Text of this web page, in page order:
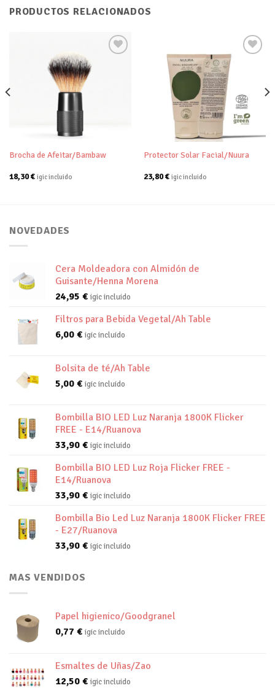
PRODUCTOS RELACIONADOS
Brocha de Afeitar/Bambaw
18,30€ igic incluido
a tu
lista de
deseos
Protector Solar Facial/Nuura
23,80€ igic incluido
NOVEDADES
Cera Moldeadora con Almidón de
Guisante/Henna Morena
24,95 € igic incluido
Filtros para Bebida Vegetal/Ah Table
6,00 € igic incluido
Bolsita de té/Ah Table
5,00 € igic incluido
Bombilla BIO LED Luz Naranja 1800K Flicker
FREE - E14/Ruanova
33,90 € igic incluido
Bombilla BIO LED Luz Roja Flicker FREE -
E14/Ruanova
33,90 € igic incluido
Bombilla Bio Led Luz Naranja 1800K Flicker FREE
- E27/Ruanova
33,90 € igic incluido
MAS VENDIDOS
Papel higienico/Goodgranel
0,77 € igic incluido
Esmaltes de Uñas/Zao
12,50 € igic incluido